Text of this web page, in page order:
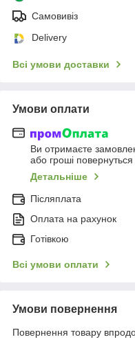
Самовивіз
Delivery
Всі умови доставки
Умови оплати
Ви отримаєте
або гроші
Детальніше
Післяплата
Оплата на рахунок
Готівкою
Всі умови оплати
Умови повернення
Повернення товару